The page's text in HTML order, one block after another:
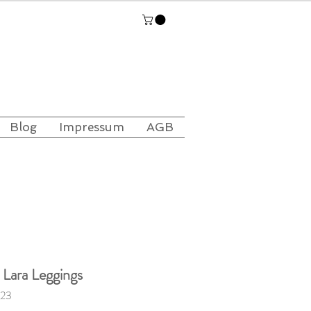
Blog Impressum AGB
Leggings